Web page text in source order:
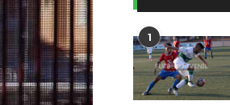
1